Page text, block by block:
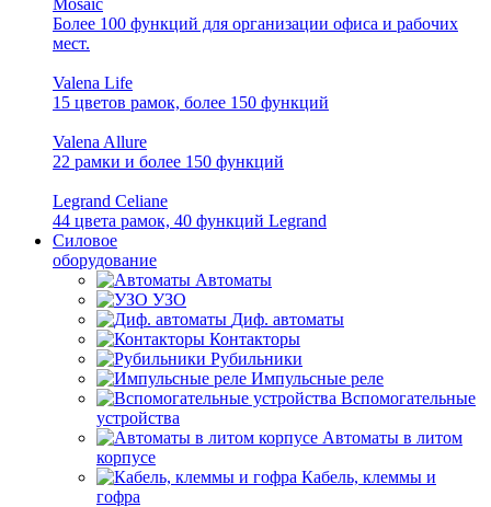
Более 100 функций для организации офиса и рабочих
мест.
Valena Life
15 цветов рамок, более 150 функций
Valena Allure
22 рамки и более 150 функций
Legrand Celiane
44 цвета рамок, 40 функций Legrand
Силовое
оборудование
Автоматы
УЗО
Диф. автоматы
Контакторы
Рубильники
Импульсные реле
Вспомогательные
устройства
Автоматы в литом
корпусе
Кабель, клеммы и
гофра